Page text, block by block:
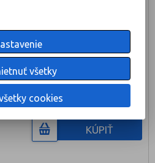
0,40 €
KÚPIŤ
všetky
cookies